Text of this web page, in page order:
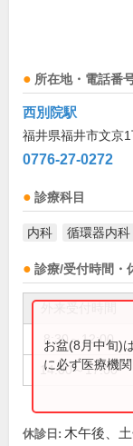
所在地・電話番
西別院駅
福井県福井市文京
0776-27-0272
診療科目
内科 循環器内科
診療/受付時間・
8:30～12:00
14:00～17:00
お盆(8月中旬)
に必ず医療機
休診日: 木午後、